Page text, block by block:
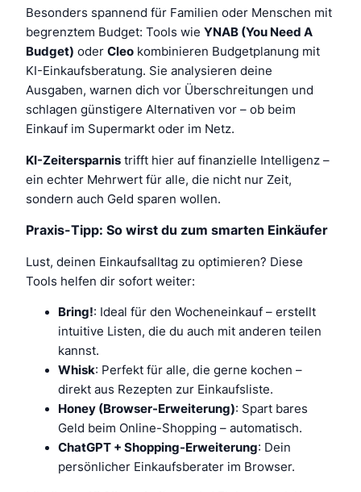
Besonders spannend für Familien oder Menschen mit
begrenztem Budget: Tools wie YNAB (You Need A
Budget) oder Cleo kombinieren Budgetplanung mit
KI-Einkaufsberatung. Sie analysieren deine
Ausgaben, warnen dich vor Überschreitungen und
schlagen günstigere Alternativen vor – ob beim
Einkauf im Supermarkt oder im Netz.
KI-Zeitersparnis trifft hier auf finanzielle Intelligenz –
ein echter Mehrwert für alle, die nicht nur Zeit,
sondern auch Geld sparen wollen.
Praxis-Tipp: So wirst du zum smarten Einkäufer
Lust, deinen Einkaufsalltag zu optimieren? Diese
Tools helfen dir sofort weiter:
Bring!: Ideal für den Wocheneinkauf – erstellt
intuitive Listen, die du auch mit anderen teilen
kannst.
Whisk: Perfekt für alle, die gerne kochen –
direkt aus Rezepten zur Einkaufsliste.
Honey (Browser-Erweiterung): Spart bares
Geld beim Online-Shopping – automatisch.
ChatGPT + Shopping-Erweiterung: Dein
persönlicher Einkaufsberater im Browser.